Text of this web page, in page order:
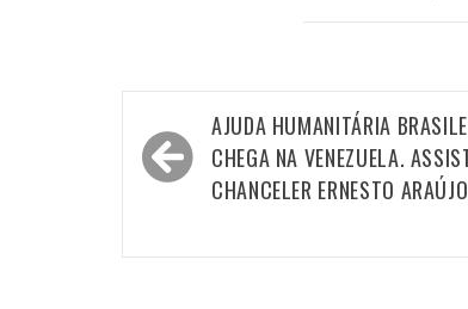
Navegação
de
Post
AJUDA HUMANITÁRIA
CHEGA NA VENEZUELA.
CHANCELER ERNESTO